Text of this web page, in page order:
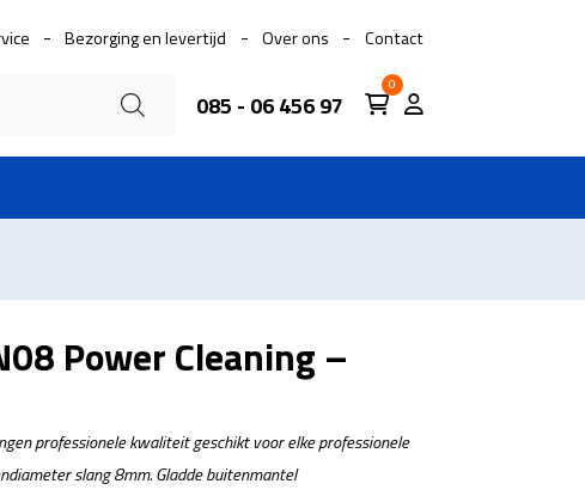
Bezorging en levertijd Over ons Contact
085 - 06 456 97
0
Power Cleaning –
professionele kwaliteit geschikt voor elke professionele
slang 8mm. Gladde buitenmantel